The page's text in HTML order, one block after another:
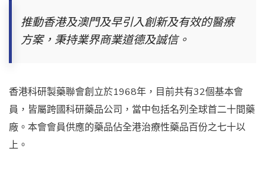
推動香港及澳門及早引入創新及有效的醫療
方案，秉持業界商業道德及誠信。
香港科研製藥聯會創立於1968年，目前共有32個基本會
員，皆屬跨國科研藥品公司，當中包括名列全球首二十間藥
廠。本會會員供應的藥品佔全港治療性藥品百份之七十以
上。